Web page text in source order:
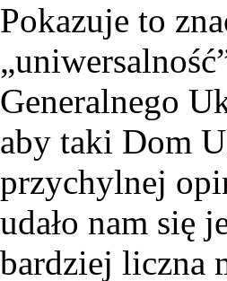
Pokazuje to
Generalnego
aby taki Dom
przychylnej
udało nam się
bardziej liczna